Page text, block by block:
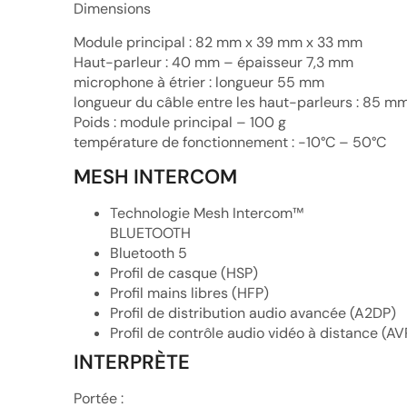
Dimensions
Module principal : 82 mm x 39 mm x 33 mm
Haut-parleur : 40 mm – épaisseur 7,3 mm
microphone à étrier : longueur 55 mm
longueur du câble entre les haut-parleurs : 85
Poids : module principal – 100 g
température de fonctionnement : -10°C – 50°C
MESH INTERCOM
Technologie Mesh Intercom™
BLUETOOTH
Bluetooth 5
Profil de casque (HSP)
Profil mains libres (HFP)
Profil de distribution audio avancée (A2DP)
Profil de contrôle audio vidéo à distance
INTERPRÈTE
Portée :